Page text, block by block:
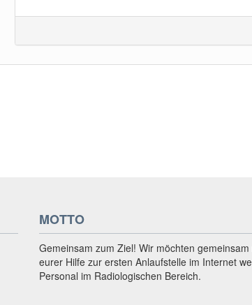
MOTTO
Gemeinsam zum Ziel! Wir möchten gemeinsam
eurer Hilfe zur ersten Anlaufstelle im Internet
Personal im Radiologischen Bereich.